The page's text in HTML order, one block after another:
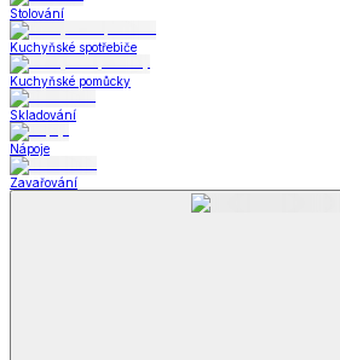
Stolování
Kuchyňské spotřebiče
Kuchyňské pomůcky
Skladování
Nápoje
Zavařování